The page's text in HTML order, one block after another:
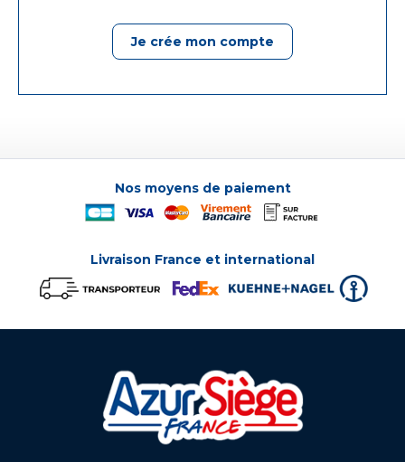
Je crée mon compte
Nos moyens de paiement
Livraison France et international